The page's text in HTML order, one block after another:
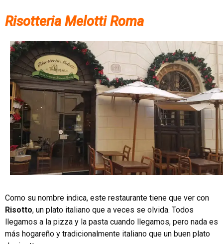
Risotteria Melotti Roma
Como su nombre indica, este restaurante tiene que ver con
Risotto, un plato italiano que a veces se olvida. Todos
llegamos a la pizza y la pasta cuando llegamos, pero nada es
más hogareño y tradicionalmente italiano que un buen plato